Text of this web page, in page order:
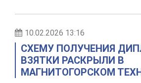
10.02.2026 13:16
СХЕМУ ПОЛУЧЕНИЯ
ВЗЯТКИ РАСКРЫЛИ В
МАГНИТОГОРСКОМ